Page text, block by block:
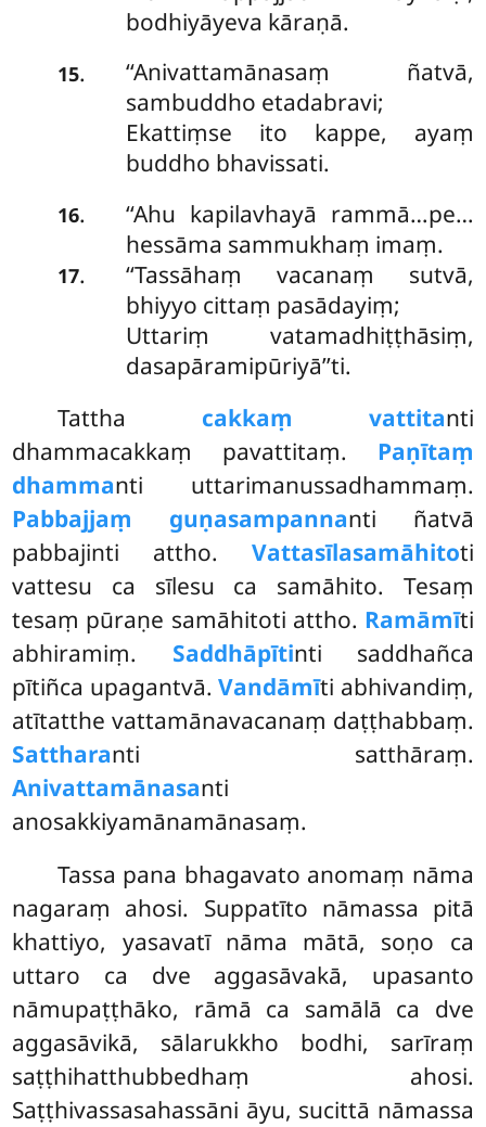
bodhiyāyeva kāraṇā.
15.
‘‘Anivattamānasaṃ ñatvā,
sambuddho etadabravi;
Ekattiṃse ito kappe, ayaṃ
buddho bhavissati.
16.
‘‘Ahu kapilavhayā rammā…pe…
hessāma sammukhaṃ imaṃ.
17.
‘‘Tassāhaṃ vacanaṃ sutvā,
bhiyyo cittaṃ pasādayiṃ;
Uttariṃ vatamadhiṭṭhāsiṃ,
dasapāramipūriyā’’ti.
Tattha cakkaṃ vattitanti
dhammacakkaṃ pavattitaṃ. Paṇītaṃ
dhammanti uttarimanussadhammaṃ.
Pabbajjaṃ guṇasampannanti ñatvā
pabbajinti attho. Vattasīlasamāhitoti
vattesu ca sīlesu ca samāhito. Tesaṃ
tesaṃ pūraṇe samāhitoti attho. Ramāmīti
abhiramiṃ. Saddhāpītinti saddhañca
pītiñca upagantvā.Vandāmīti abhivandiṃ,
atītatthe vattamānavacanaṃ daṭṭhabbaṃ.
Sattharanti satthāraṃ.
Anivattamānasanti
anosakkiyamānamānasaṃ.
Tassa pana bhagavato anomaṃ nāma
nagaraṃ ahosi. Suppatīto nāmassa pitā
khattiyo, yasavatī nāma mātā, soṇo ca
uttaro ca dve aggasāvakā, upasanto
nāmupaṭṭhāko, rāmā ca samālā ca dve
aggasāvikā, sālarukkho bodhi, sarīraṃ
saṭṭhihatthubbedhaṃ ahosi.
Saṭṭhivassasahassāni āyu, sucittā nāmassa